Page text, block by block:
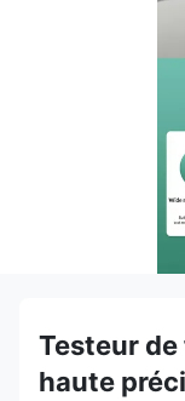
Testeur
haute